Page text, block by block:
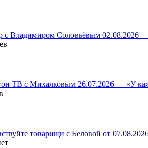
с Владимиром Соловьёвым 02.08.2026
ТВ с Михалковым 26.07.2026 — «У
товарищи с Беловой от